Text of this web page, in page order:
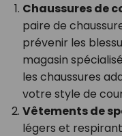
Chaussures de
paire de
prévenir les
magasin
les chaussures
votre style de
Vêtements de
légers et